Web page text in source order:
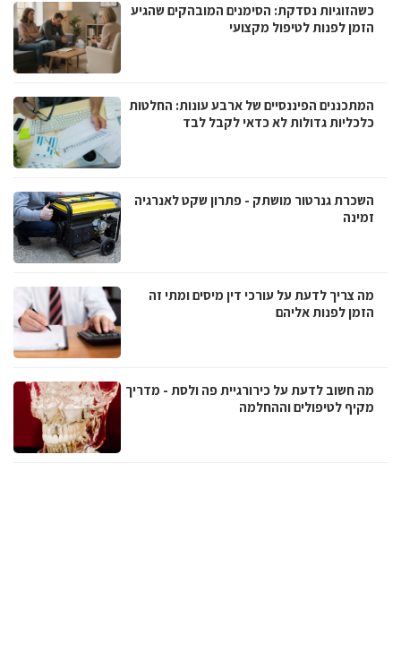
כשהזוגיות נסדקת: הסימנים המובהקים שהגיע
הזמן לפנות לטיפול מקצועי
המתכננים הפיננסיים של ארבע עונות: החלטות
כלכליות גדולות לא כדאי לקבל לבד
השכרת גנרטור מושתק - פתרון שקט לאנרגיה
זמינה
מה צריך לדעת על עורכי דין מיסים ומתי זה
הזמן לפנות אליהם
מה חשוב לדעת על כירורגיית פה ולסת - מדריך
מקיף לטיפולים וההחלמה